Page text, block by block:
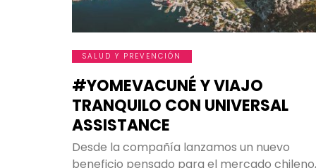
SALUD Y PREVENCIÓN
#YOMEVACUNÉ Y VIAJO
TRANQUILO CON UNIVERSAL
ASSISTANCE
Desde la compañía lanzamos un nuevo
beneficio pensado para el mercado